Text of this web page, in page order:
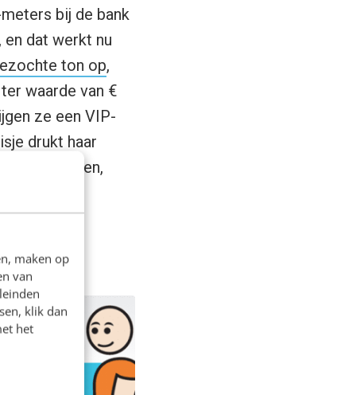
maken op
van
klik dan
het
bij de bank
dat werkt nu
ton op,
waarde van €
ze een VIP-
drukt haar
te worden,
open.